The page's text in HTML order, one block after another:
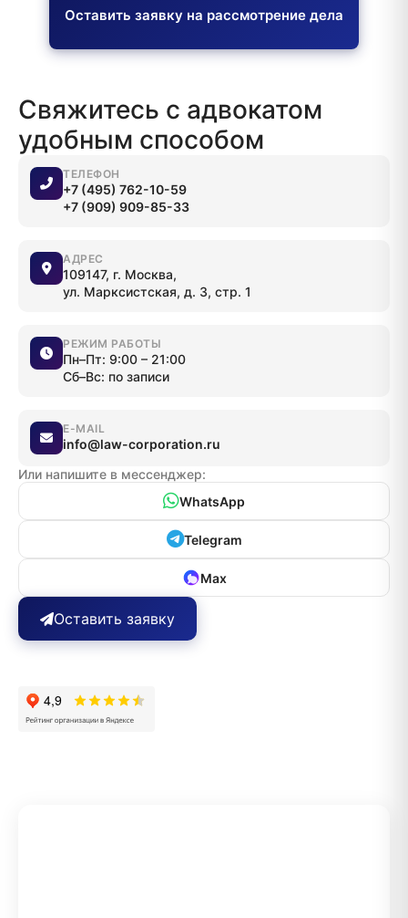
Оставить заявку на рассмотрение дела
Свяжитесь с адвокатом
удобным способом
ТЕЛЕФОН
+7 (495) 762-10-59
+7 (909) 909-85-33
АДРЕС
109147, г. Москва,
ул. Марксистская, д. 3, стр. 1
РЕЖИМ РАБОТЫ
Пн–Пт: 9:00 – 21:00
Сб–Вс: по записи
E-MAIL
info@law-corporation.ru
Или напишите в мессенджер:
WhatsApp
Telegram
Max
Оставить заявку